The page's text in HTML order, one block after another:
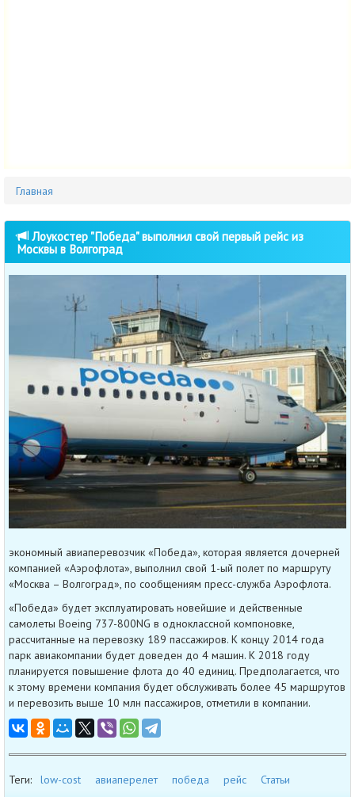
Главная
Лоукостер "Победа" выполнил свой первый рейс из
Москвы в Волгоград
экономный авиаперевозчик «Победа», которая является дочерней
компанией «Аэрофлота», выполнил свой 1-ый полет по маршруту
«Москва – Волгоград», по сообщениям пресс-служба Аэрофлота.
«Победа» будет эксплуатировать новейшие и действенные
самолеты Boeing 737-800NG в одноклассной компоновке,
рассчитанные на перевозку 189 пассажиров. К концу 2014 года
парк авиакомпании будет доведен до 4 машин. К 2018 году
планируется повышение флота до 40 единиц. Предполагается, что
к этому времени компания будет обслуживать более 45 маршрутов
и перевозить выше 10 млн пассажиров, отметили в компании.
Теги: low-cost авиаперелет победа рейс
Статьи